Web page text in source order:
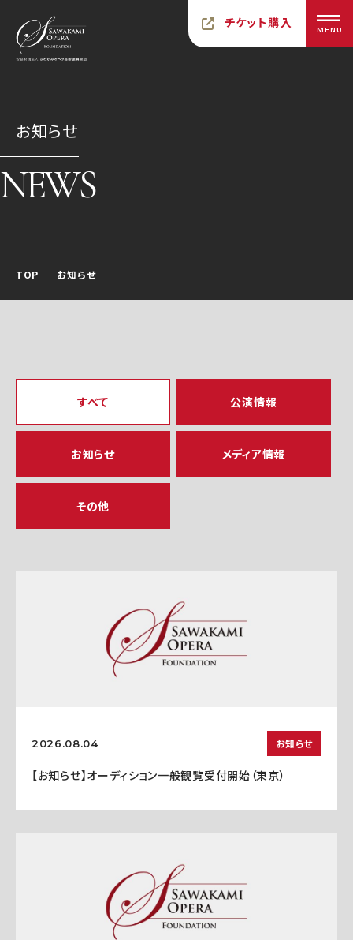
チケット購入 MENU
お知らせ
NEWS
TOP お知らせ
すべて 公演情報
お知らせ メディア情報
その他
2026.08.04 お知らせ
【お知らせ】オーディション一般観覧受付開始（東京）